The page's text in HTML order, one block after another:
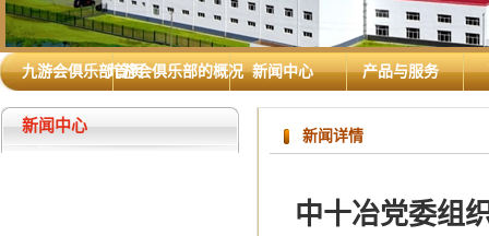
九游会俱乐部首页九游会俱乐部的概况 新闻中心 产品与服务
新闻中心
新闻详情
中十冶党委组